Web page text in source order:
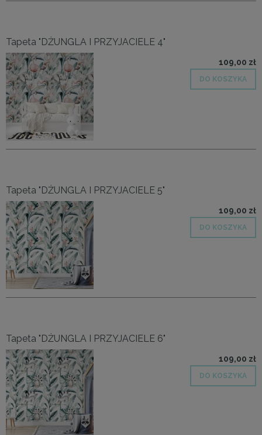
Tapeta "DŻUNGLA I PRZYJACIELE 4"
109,00 zł
DO KOSZYKA
Tapeta "DŻUNGLA I PRZYJACIELE 5"
109,00 zł
DO KOSZYKA
Tapeta "DŻUNGLA I PRZYJACIELE 6"
109,00 zł
DO KOSZYKA